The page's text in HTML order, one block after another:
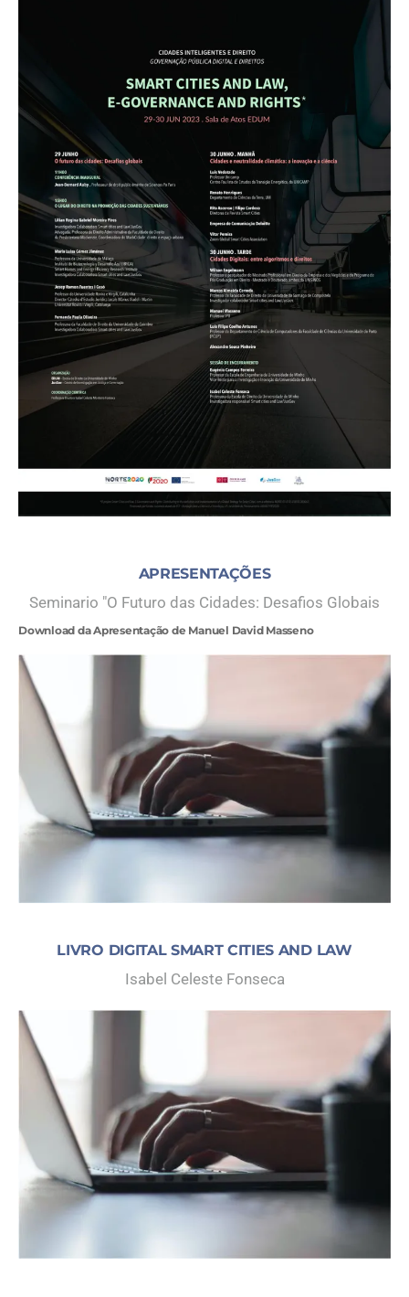
APRESENTAÇÕES
Seminario "O Futuro das Cidades: Desafios Globais
Download da Apresentação de Manuel David Masseno
LIVRO DIGITAL SMART CITIES AND LAW
Isabel Celeste Fonseca